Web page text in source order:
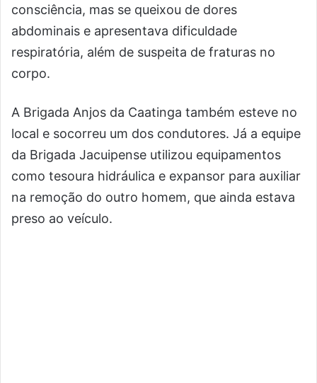
consciência, mas se queixou de dores
abdominais e apresentava dificuldade
respiratória, além de suspeita de fraturas no
corpo.
A Brigada Anjos da Caatinga também esteve no
local e socorreu um dos condutores. Já a equipe
da Brigada Jacuipense utilizou equipamentos
como tesoura hidráulica e expansor para auxiliar
na remoção do outro homem, que ainda estava
preso ao veículo.